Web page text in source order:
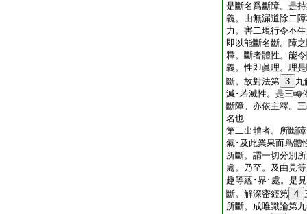
是斷名爲斷障。是
義。由無漏道除二
力。害二現行令不
即以能斷名斷。障
釋。斷者體性。能
義。性即眞理。理
斷。故對法第 3 九
滅･若滅性。是三轉
斷障。亦依主釋。
名也
第二出體者。所斷
氣･及此業果而爲體
所斷。謂一切分別
處。乃至。及由見
趣等蘊･界･處。是
斷。解深密經第 4
所斷。成唯識論第